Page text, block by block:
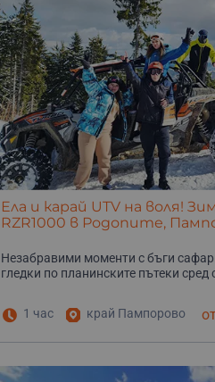
Ела и карай UTV на воля!
RZR1000 в Родопите,
Незабравими моменти с бъги
гледки по планинските пътеки
1 час край Пампорово